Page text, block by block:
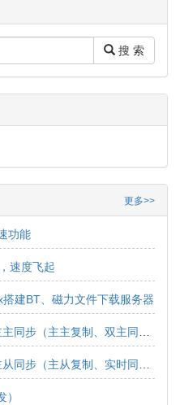
搜 索
更多>>
功能
速度飞起
建BT、磁力文件下载服务器